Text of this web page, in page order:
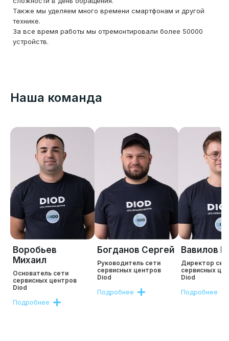
Также мы уделяем много времени смартфонам и другой
технике.
За все время работы мы отремонтировали более 50000
устройств.
Наша команда
Воробьев
Михаил
Основатель сети
сервисных центров
Diod
Подробнее
Богданов Сергей
Руководитель сети
сервисных центров
Diod
Подробнее
Вавилов
Директор
сервисных
Diod
Подробнее